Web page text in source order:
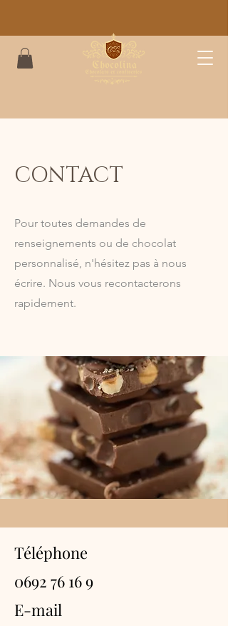
CONTACT
Pour toutes demandes de
renseignements ou de chocolat
personnalisé, n'hésitez pas à nous
écrire. Nous vous recontacterons
rapidement.
Téléphone
0692 76 16 9
E-mail